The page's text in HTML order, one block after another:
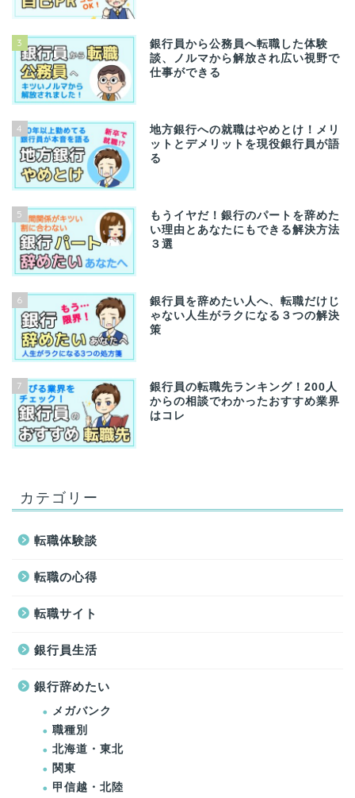
3
銀行員から公務員へ転職した体験
談、ノルマから解放され広い視野で
仕事ができる
4
地方銀行への就職はやめとけ！メリ
ットとデメリットを現役銀行員が語
る
5
もうイヤだ！銀行のパートを辞めた
い理由とあなたにもできる解決方法
３選
6
銀行員を辞めたい人へ、転職だけじ
ゃない人生がラクになる３つの解決
策
7
銀行員の転職先ランキング！200人
からの相談でわかったおすすめ業界
はコレ
カテゴリー
転職体験談
転職の心得
転職サイト
銀行員生活
銀行辞めたい
メガバンク
職種別
北海道・東北
関東
甲信越・北陸